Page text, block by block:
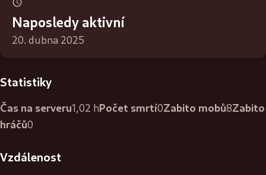
Naposledy aktivní
20. dubna 2025
Statistiky
Čas na serveru1,02 hPočet smrtí0Zabito mobů8Zabito
hráčů0
Vzdálenost